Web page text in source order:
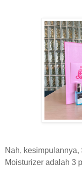
Nah, kesimpulannya,
Moisturizer adalah 3